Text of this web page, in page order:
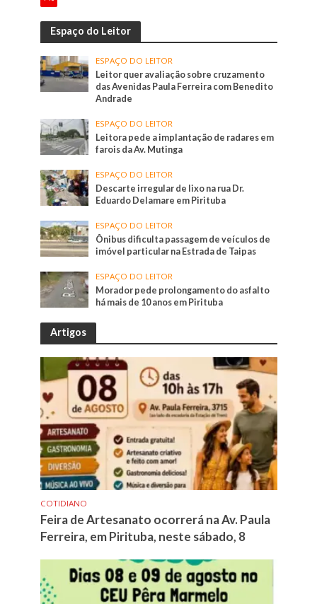
Espaço do Leitor
ESPAÇO DO LEITOR
Leitor quer avaliação sobre cruzamento
das Avenidas Paula Ferreira com Benedito
Andrade
ESPAÇO DO LEITOR
Leitora pede a implantação de radares em
farois da Av. Mutinga
ESPAÇO DO LEITOR
Descarte irregular de lixo na rua Dr.
Eduardo Delamare em Pirituba
ESPAÇO DO LEITOR
Ônibus dificulta passagem de veículos de
imóvel particular na Estrada de Taipas
ESPAÇO DO LEITOR
Morador pede prolongamento do asfalto
há mais de 10 anos em Pirituba
Artigos
COTIDIANO
Feira de Artesanato ocorrerá na Av. Paula
Ferreira, em Pirituba, neste sábado, 8